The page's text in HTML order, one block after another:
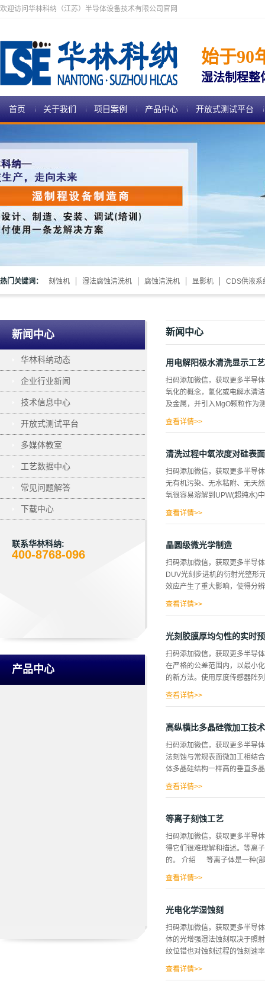
欢迎访问华林科纳（江苏）半导体设备技术有限公司官网
始于90
湿法制程整
首页 关于我们 项目案例 产品中心 开放式测试平台
热门关键词： 刻蚀机 湿法腐蚀清洗机 腐蚀清洗机 显影机 CDS供液系
新闻中心
华林科纳动态
企业行业新闻
技术信息中心
开放式测试平台
多媒体教室
工艺数据中心
常见问题解答
下载中心
联系华林科纳:
400-8768-096
产品中心
新闻中心
用电解阳极水清洗显示工
扫码添加微信，获取更多半导
氧化的概念，氢化或电解水清
及金属，并引入MgO颗粒作为
中，重量损失在100至500微克
lE15ej/cm3范围的污染 物。
半导体工艺总数的三分之一和
无金属杂质、无有机物、无湿
查看详情>>
清洗过程中氧浓度对硅表
扫码添加微信，获取更多半导
无有机污染、无水粘附、无天
氧很容易溶解到UPW(超纯水)
估了能够实现低于10ppm的低
失，并且观察到在2250 cm-1
冲洗时，维持氢终止。据了解
UPW漂洗8小时的接触角变...
查看详情>>
晶圆级微光学制造
扫码添加微信，获取更多半导
DUV光刻步进机的衍射光整形
效应产生了重大影响，使得分
的主要步骤和发明，综述了制
米。制造技术取得了令人难以
限制是焦深，将最大抗蚀剂厚
融石英晶片上制造。 ...
查看详情>>
光刻胶膜厚均匀性的实时
扫码添加微信，获取更多半导
在严格的公差范围内，以最小
的新方法。使用厚度传感器阵
的挑战变得越来越困难。为了
置由三个主要部分组成:多区域
温度检测器(RTDs)组成。 厚
个来自OceanOptics的分叉光
查看详情>>
高纵横比多晶硅微加工技术
扫码添加微信，获取更多半导
法刻蚀与常规表面微加工相结
体多晶硅结构一样高的垂直多
种技术的全硅特性提高了长期
片、高纵横比多层多晶硅微加
比、具有高品质因数和均匀材
形成亚微米电容间隙。这两个
直。 制造技术 略&...
查看详情>>
等离子刻蚀工艺
扫码添加微信，获取更多半导
得它们很难理解和描述。等离
的。 介绍 等离子体是一种(部
这种碰撞还会产生其他物种，
机理适用于所有类型的等离子
在两种类型的感应驱动源:使用
度，主要是等离子体的均匀性
查看详情>>
光电化学湿蚀刻
扫码添加微信，获取更多半导
体的光增强湿法蚀刻取决于照
纹位错也对蚀刻过程的蚀刻速
查看详情>>